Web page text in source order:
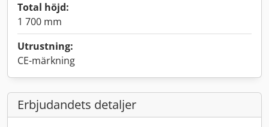
Total höjd:
1 700 mm
Utrustning:
CE-märkning
Erbjudandets detaljer